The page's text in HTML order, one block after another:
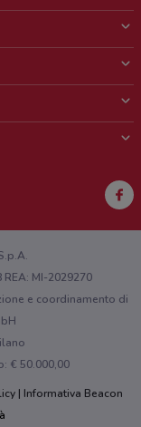
MI-2029270
e coordinamento di
€ 50.000,00
Informativa Beacon